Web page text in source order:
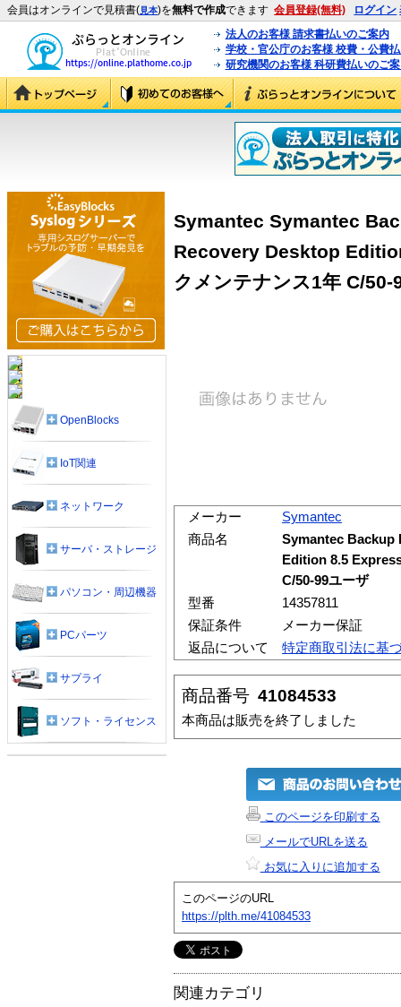
会員はオンラインで見積書(見本)を無料で作成できます 会員登録(無料) ログイン
法人のお客様 請求書払いのご案内
学校・官公庁のお客様 校費・公費
研究機関のお客様 科研費払いのご
Symantec Symantec
Recovery Desktop
クメンテナンス1年 C/
メーカー
Symantec
商品名
Symantec Backup
Edition 8.5
C/50-99ユーザ
型番
14357811
保証条件
メーカー保証
返品について
特定商取引法に基
商品番号 41084533
本商品は販売を終了しました
このページを印刷する
メールでURLを送る
お気に入りに追加する
このページのURL
https://plth.me/41084533
関連カテゴリ
OpenBlocks
IoT関連
ネットワーク
サーバ・ストレージ
パソコン・周辺機器
PCパーツ
サプライ
ソフト・ライセンス